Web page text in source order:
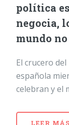
política
negocia,
mundo
El crucero
española
celebran y el
LEER MÁS